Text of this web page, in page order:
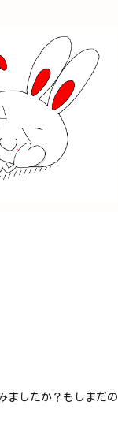
ましたか？もしまだの